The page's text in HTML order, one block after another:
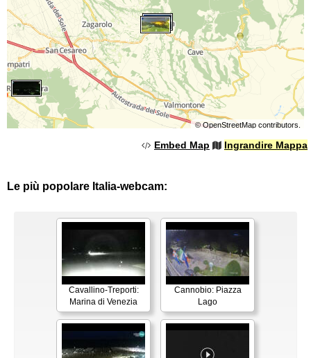
©OpenStreetMapcontributors.
Embed Map Ingrandire Mappa
Le più popolare Italia-webcam:
Cavallino-Treporti:
Marina di Venezia
Cannobio: Piazza
Lago